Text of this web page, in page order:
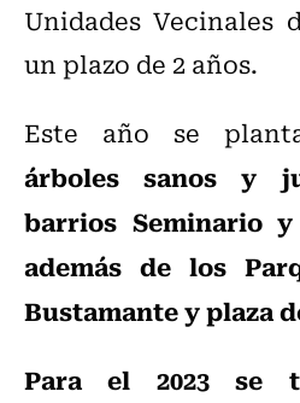
Unidades Vecinales
un plazo de 2 años.
Este año se
árboles sanos y
barrios Seminario
además de los
Bustamante y plaza
Para el 2023 se